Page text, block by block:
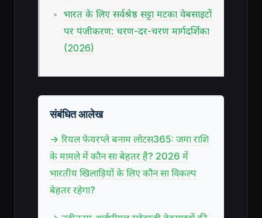
भारत के लिए सर्वश्रेष्ठ सट्टा मटका वेबसाइटों
पर पंजीकरण: चरण-दर-चरण मार्गदर्शिका
(2026)
संबंधित आलेख
→ रियल फेयरप्ले बनाम लोटस365: जमा राशि
के मामले में कौन सा बेहतर है? 2026 में
भारतीय खिलाड़ियों के लिए कौन सा विकल्प
बेहतर रहेगा?